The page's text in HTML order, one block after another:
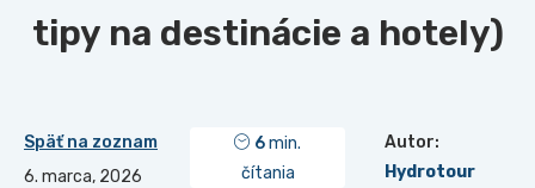
tipy na destinácie a hotely)
Späť na zoznam
6. marca, 2026
6min.
čítania
Autor:
Hydrotour